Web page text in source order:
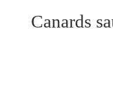
Canards